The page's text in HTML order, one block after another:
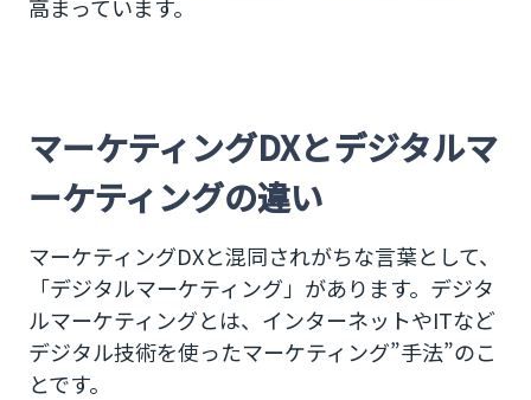
高まっています。
マーケティングDXとデジタルマ
ーケティングの違い
マーケティングDXと混同されがちな言葉として、
「デジタルマーケティング」があります。デジタ
ルマーケティングとは、インターネットやITなど
デジタル技術を使ったマーケティング”手法”のこ
とです。